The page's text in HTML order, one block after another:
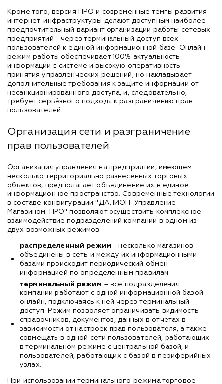
Кроме того, версия ПРО и современные темпы развития
интернет-инфраструктуры делают доступным наиболее
предпочтительный вариант организации работы сетевых
предприятий - через терминальный доступ всех
пользователей к единой информационной базе. Онлайн-
режим работы обеспечивает 100% актуальность
информации в системе и высокую оперативность
принятия управленческих решений, но накладывает
дополнительные требования к защите информации от
несанкционированного доступа, и, следовательно,
требует серьёзного подхода к разграничению прав
пользователей.
Организация сети и разграничение
прав пользователей
Организация управления на предприятии, имеющем
несколько территориально разнесенных торговых
объектов, предполагает объединение их в единое
информационное пространство. Современные технологии
в составе конфигурации "ДАЛИОН: Управление
Магазином. ПРО" позволяют осуществить комплексное
взаимодействие подразделений компании в одном из
двух возможных режимов:
распределенный режим - несколько магазинов
объединены в сеть и между их информационными
базами происходит периодический обмен
информацией по определенным правилам.
терминальный режим – все подразделения
компании работают с одной информационной базой
онлайн, подключаясь к ней через терминальный
доступ. Режим позволяет ограничивать видимость
справочников, документов, данных в отчетах в
зависимости от настроек прав пользователя, а также
совмещать в одной сети пользователей, работающих
в терминальном режиме с центральной базой, и
пользователей, работающих с базой в периферийных
узлах.
При использовании терминального режима торговое